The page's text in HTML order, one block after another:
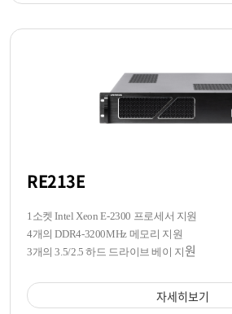
RE213E
1소켓 Intel Xeon E-2300 프로세서 지원
4개의 DDR4-3200MHz 메모리 지원
3개의 3.5/2.5 하드 드라이브 베이 지원
자세히보기